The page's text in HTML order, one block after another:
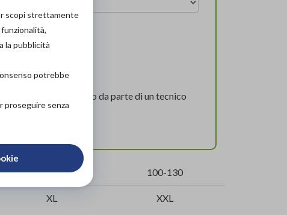
carrello
il corretto supporto da parte di un tecnico
90-120 100-130
XL XXL
scopi strettamente
la pubblicità
potrebbe
proseguire senza